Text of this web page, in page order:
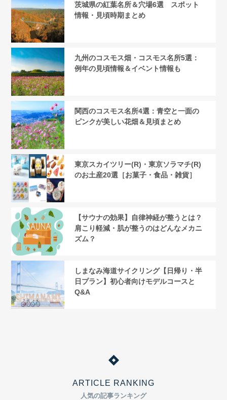
茨城県の紅葉名所＆穴場6選 スポット
情報・見頃時期まとめ
九州のコスモス畑・コスモス名所5選：
例年の見頃情報＆イベント情報も
関西のコスモス名所4選：青空と一面の
ピンクが美しい花畑＆見頃まとめ
東京スカイツリー(R)・東京ソラマチ(R)
のお土産20選［お菓子・食品・雑貨］
【サウナの効果】自律神経が整うとは？
肩こり軽減・肌が整うのはどんなメカニ
ズム？
しまなみ海道サイクリング【日帰り・半
日プラン】初心者向けモデルコースと
Q&A
ARTICLE RANKING
人気の記事ランキング